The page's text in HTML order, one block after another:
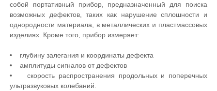
собой портативный прибор, предназначенный для поиска
возможных дефектов, таких как нарушение сплошности и
однородности материала, в металлических и пластмассовых
изделиях. Кроме того, прибор измеряет:
• глубину залегания и координаты дефекта
• амплитуды сигналов от дефектов
• скорость распространения продольных и поперечных
ультразвуковых колебаний.